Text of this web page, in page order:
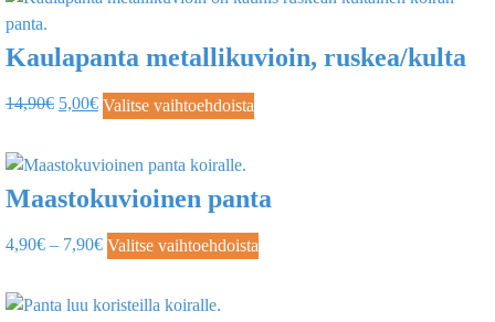
Kaulapanta metallikuvioin, ruskea/kulta
14,90€ 5,00€ Valitse vaihtoehdoista
Maastokuvioinen panta
4,90€ – 7,90€ Valitse vaihtoehdoista